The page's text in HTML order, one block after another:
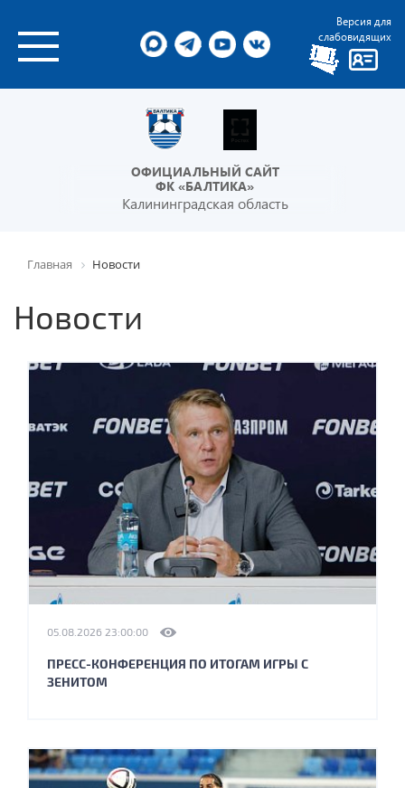
Версия для
слабовидящих
ОФИЦИАЛЬНЫЙ САЙТ
ФК «БАЛТИКА»
Калининградская область
Главная Новости
Новости
05.08.2026 23:00:00
ПРЕСС-КОНФЕРЕНЦИЯ ПО ИТОГАМ ИГРЫ С
ЗЕНИТОМ